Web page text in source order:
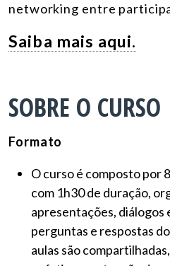
networking entre
Saiba mais aqui.
SOBRE O CURSO
Formato
O curso é composto por
com 1h30 de duração,
apresentações, diálogos
perguntas e respostas
aulas são